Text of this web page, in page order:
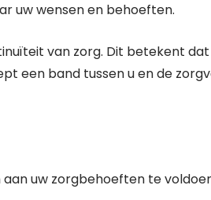
uw wensen en behoeften.
van zorg. Dit betekent
een band tussen u en de
uw zorgbehoeften te